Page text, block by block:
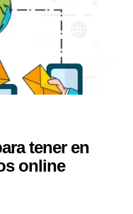
tener en
online